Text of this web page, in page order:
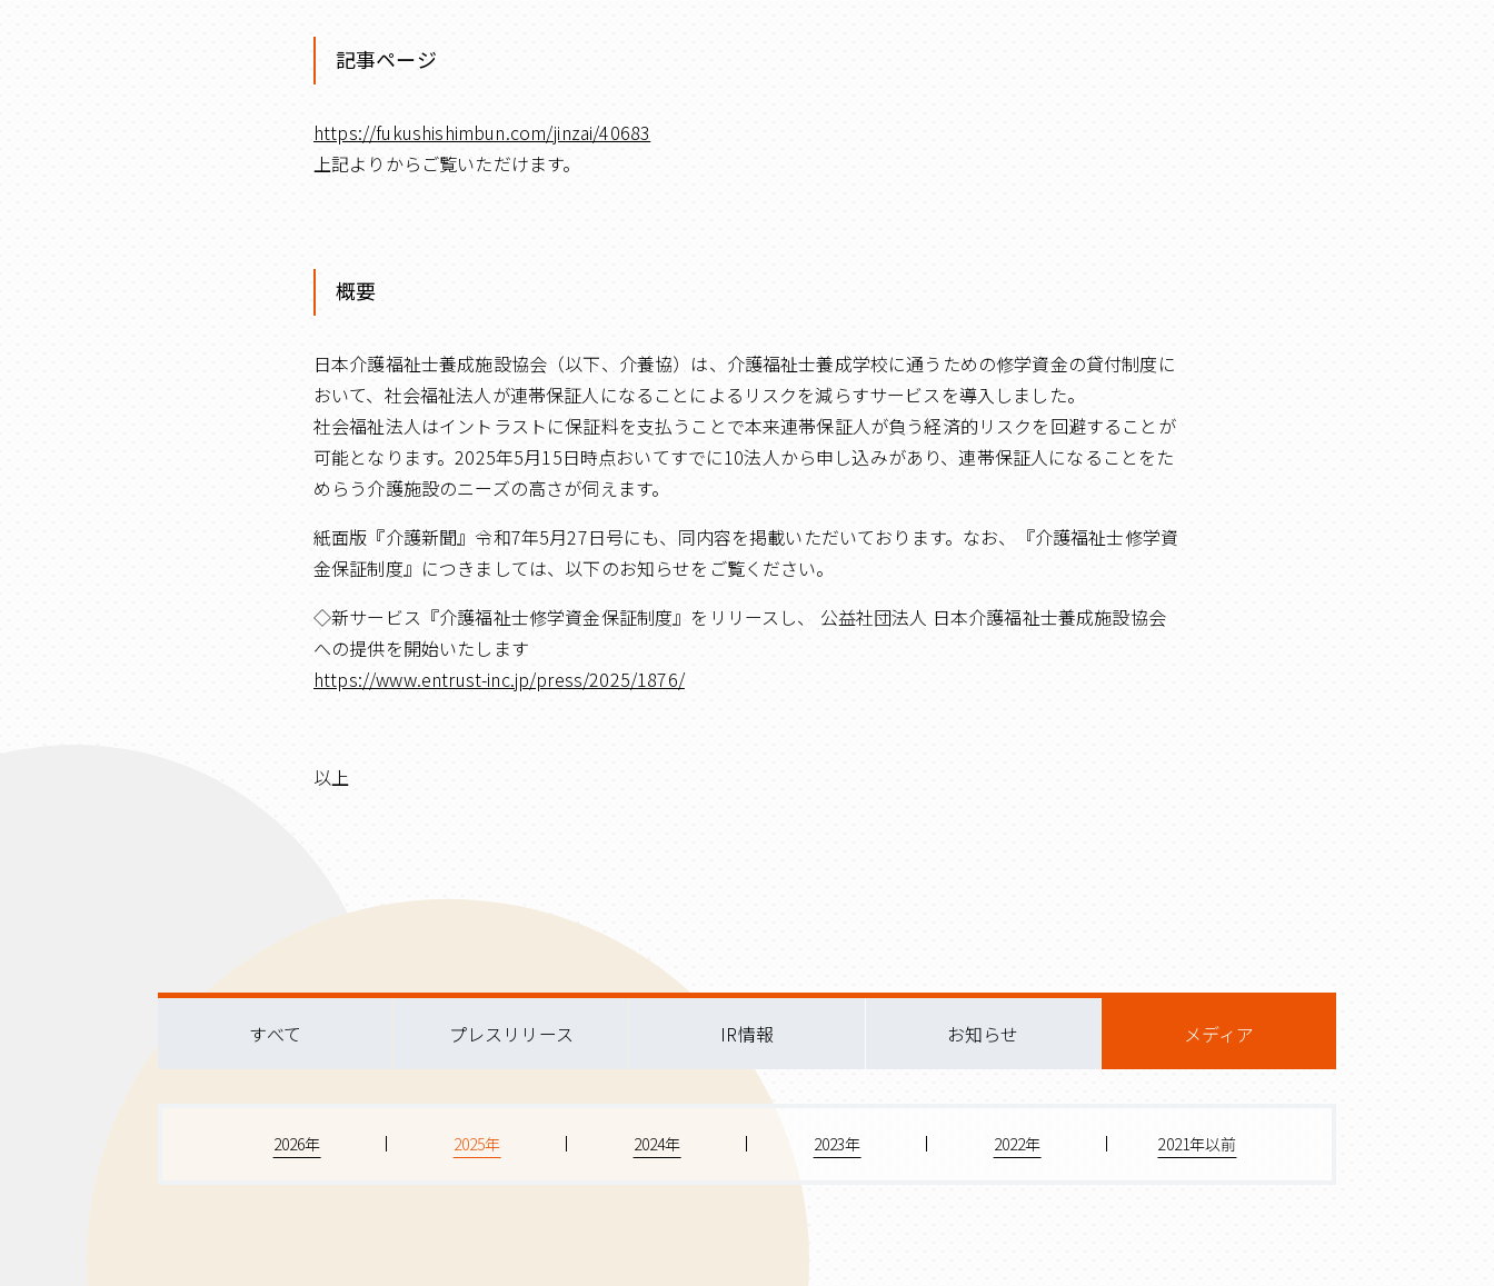
記事ページ
https://fukushishimbun.com/jinzai/40683
上記よりからご覧いただけます。
概要
日本介護福祉士養成施設協会（以下、介養協）は、介護福祉士養成学校に通うための修学資金の貸付制度に
おいて、社会福祉法人が連帯保証人になることによるリスクを減らすサービスを導入しました。
社会福祉法人はイントラストに保証料を支払うことで本来連帯保証人が負う経済的リスクを回避することが
可能となります。2025年5月15日時点おいてすでに10法人から申し込みがあり、連帯保証人になることをた
めらう介護施設のニーズの高さが伺えます。
紙面版『介護新聞』令和7年5月27日号にも、同内容を掲載いただいております。なお、『介護福祉士修学資
金保証制度』につきましては、以下のお知らせをご覧ください。
◇新サービス『介護福祉士修学資金保証制度』をリリースし、 公益社団法人 日本介護福祉士養成施設協会
への提供を開始いたします
https://www.entrust-inc.jp/press/2025/1876/
以上
すべて プレスリリース IR情報 お知らせ メディア
2026年 2025年 2024年 2023年 2022年 2021年以前